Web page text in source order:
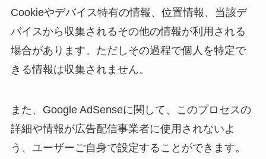
Cookieやデバイス特有の情報、位置情報、当該デ
バイスから収集されるその他の情報が利用される
場合があります。ただしその過程で個人を特定で
きる情報は収集されません。
また、Google AdSenseに関して、このプロセスの
詳細や情報が広告配信事業者に使用されないよ
う、ユーザーご自身で設定することができます。